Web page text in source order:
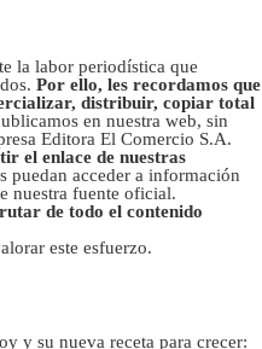
la labor periodística que
Por ello, les recordamos que
distribuir, copiar total
en nuestra web, sin
Editora El Comercio S.A.
el enlace de nuestras
puedan acceder a información
nuestra fuente oficial.
de todo el contenido
este esfuerzo.
y su nueva receta para crecer: